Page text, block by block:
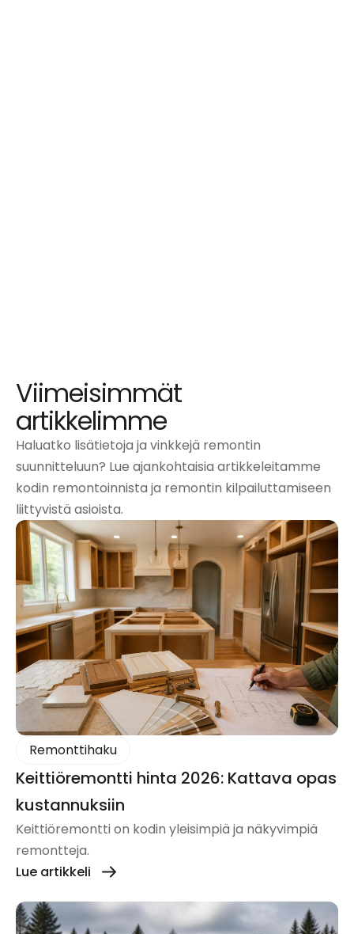
Viimeisimmät
artikkelimme
Haluatko lisätietoja ja vinkkejä remontin
suunnitteluun? Lue ajankohtaisia artikkeleitamme
kodin remontoinnista ja remontin kilpailuttamiseen
liittyvistä asioista.
Remonttihaku
Keittiöremontti hinta 2026: Kattava opas
kustannuksiin
Keittiöremontti on kodin yleisimpiä ja näkyvimpiä
remontteja.
Lue artikkeli